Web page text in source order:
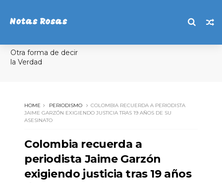
Notas Rosas
Otra forma de decir
la Verdad
HOME PERIODISMO
COLOMBIA RECUERDA A PERIODISTA
JAIME GARZÓN EXIGIENDO JUSTICIA TRAS 19 AÑOS DE SU
ASESINATO
Colombia recuerda a
periodista Jaime Garzón
exigiendo justicia tras 19 años